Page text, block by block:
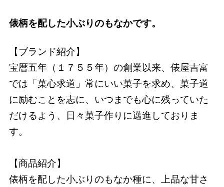
俵柄を配した小ぶりのもなかです。
【ブランド紹介】
宝暦五年（１７５５年）の創業以来、俵屋吉富
では「菓心求道」常にいい菓子を求め、菓子道
に励むことを志に、いつまでも心に残っていた
だけるよう、日々菓子作りに邁進しておりま
す。
【商品紹介】
俵柄を配した小ぶりのもなか種に、上品な甘さ